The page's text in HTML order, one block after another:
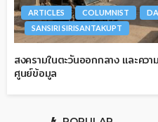
ARTICLES COLUMNIST
SANSIRI SIRISANTAKUPT
สงครามในตะวันออกกลาง และคว
ศูนย์ข้อมูล